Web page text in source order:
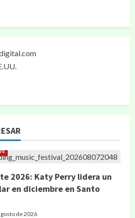
2026: Katy Perry lidera un
en diciembre en Santo
de 2026